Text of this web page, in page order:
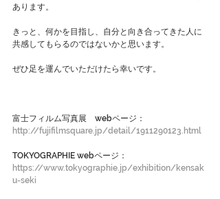
あります。
きっと、何かを目指し、自分と向き合ってきた人に
共感してもらるのではないかと思います。
ぜひ足を運んでいただけたら幸いです。
富士フィルム写真展　webページ：
http://fujifilmsquare.jp/detail/1911290123.html
TOKYOGRAPHIE webページ：
https://www.tokyographie.jp/exhibition/kensak
u-seki